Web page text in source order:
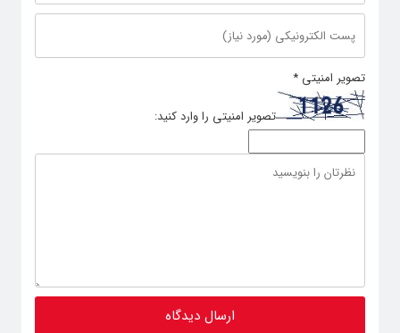
تصویر امنیتی *
تصویر امنیتی را وارد کنید: